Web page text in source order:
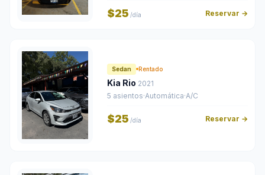
$25 /día Reservar →
Sedan Rentado
Kia Rio 2021
5 asientos·Automática·A/C
$25 /día Reservar →